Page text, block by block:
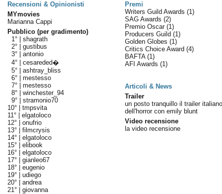
Recensioni & Opinionisti
Premi
MYmovies
Marianna Cappi
Pubblico (per gradimento)
1° | shagrath
2° | gustibus
3° | antonio
4° | cesareded�
5° | ashtray_bliss
6° | mestesso
7° | mestesso
8° | winchester_94
9° | stramonio70
10° | tmpsvita
11° | elgatoloco
12° | onufrio
13° | filmcrysis
14° | elgatoloco
15° | elibook
16° | elgatoloco
17° | gianleo67
18° | eugenio
19° | udiego
20° | andrea
21° | giovanna
Writers Guild Awards (1)
SAG Awards (2)
Premio Oscar (1)
Producers Guild (1)
Golden Globes (1)
Critics Choice Award (4)
BAFTA (1)
AFI Awards (1)
Articoli & News
Trailer
un posto tranquillo il trailer italiano
dell'horror con emily blunt
Video recensione
la video recensione